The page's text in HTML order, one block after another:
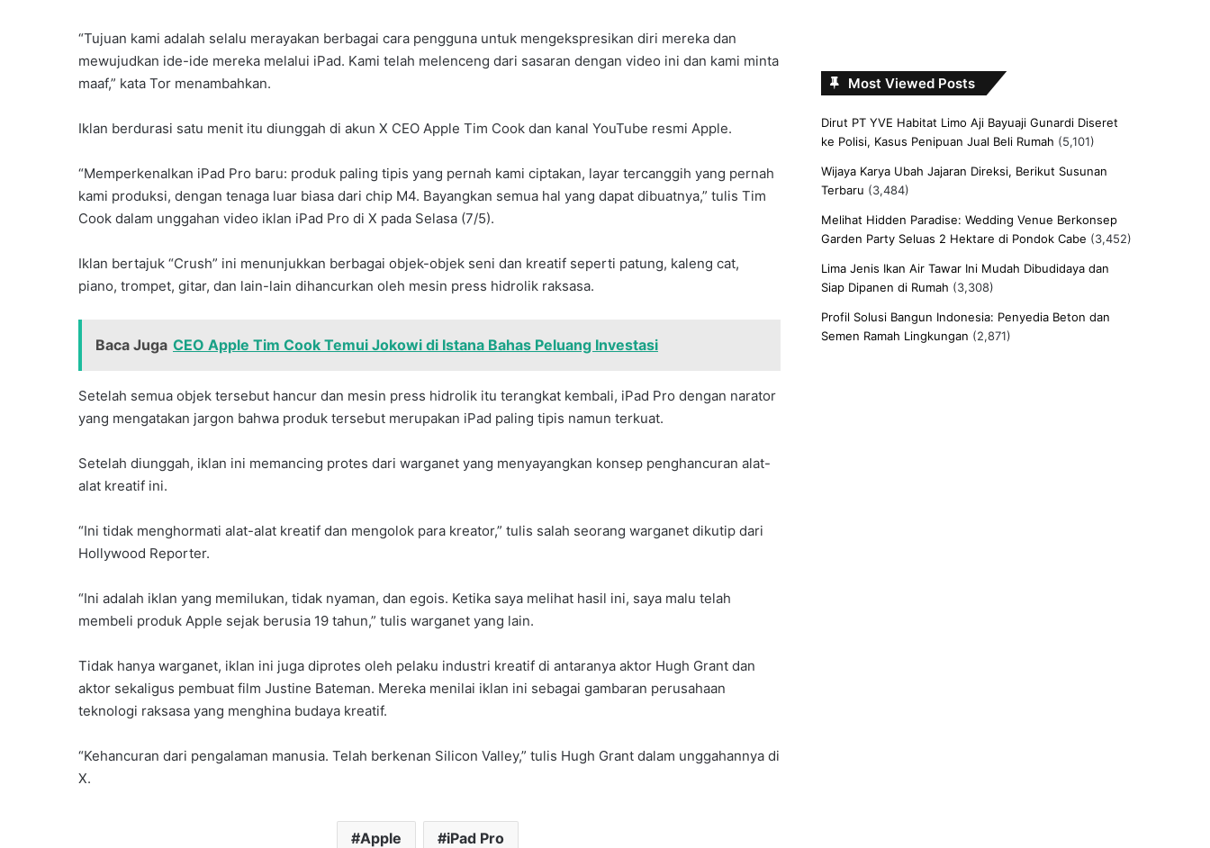
“Tujuan kami adalah selalu merayakan berbagai cara pengguna untuk mengekspresikan diri mereka dan
mewujudkan ide-ide mereka melalui iPad. Kami telah melenceng dari sasaran dengan video ini dan kami minta
maaf,” kata Tor menambahkan.
Iklan berdurasi satu menit itu diunggah di akun X CEO Apple Tim Cook dan kanal YouTube resmi Apple.
“Memperkenalkan iPad Pro baru: produk paling tipis yang pernah kami ciptakan, layar tercanggih yang pernah
kami produksi, dengan tenaga luar biasa dari chip M4. Bayangkan semua hal yang dapat dibuatnya,” tulis Tim
Cook dalam unggahan video iklan iPad Pro di X pada Selasa (7/5).
Iklan bertajuk “Crush” ini menunjukkan berbagai objek-objek seni dan kreatif seperti patung, kaleng cat,
piano, trompet, gitar, dan lain-lain dihancurkan oleh mesin press hidrolik raksasa.
Baca Juga CEO Apple Tim Cook Temui Jokowi di Istana Bahas Peluang Investasi
Setelah semua objek tersebut hancur dan mesin press hidrolik itu terangkat kembali, iPad Pro dengan narator
yang mengatakan jargon bahwa produk tersebut merupakan iPad paling tipis namun terkuat.
Setelah diunggah, iklan ini memancing protes dari warganet yang menyayangkan konsep penghancuran alat-
alat kreatif ini.
“Ini tidak menghormati alat-alat kreatif dan mengolok para kreator,” tulis salah seorang warganet dikutip dari
Hollywood Reporter.
“Ini adalah iklan yang memilukan, tidak nyaman, dan egois. Ketika saya melihat hasil ini, saya malu telah
membeli produk Apple sejak berusia 19 tahun,” tulis warganet yang lain.
Tidak hanya warganet, iklan ini juga diprotes oleh pelaku industri kreatif di antaranya aktor Hugh Grant dan
aktor sekaligus pembuat film Justine Bateman. Mereka menilai iklan ini sebagai gambaran perusahaan
teknologi raksasa yang menghina budaya kreatif.
“Kehancuran dari pengalaman manusia. Telah berkenan Silicon Valley,” tulis Hugh Grant dalam unggahannya di
X.
Apple iPad Pro
Most Viewed Posts
Dirut PT YVE Habitat Limo Aji Bayuaji Gunardi Diseret
ke Polisi, Kasus Penipuan Jual Beli Rumah (5,101)
Wijaya Karya Ubah Jajaran Direksi, Berikut Susunan
Terbaru (3,484)
Melihat Hidden Paradise: Wedding Venue Berkonsep
Garden Party Seluas 2 Hektare di Pondok Cabe (3,452)
Lima Jenis Ikan Air Tawar Ini Mudah Dibudidaya dan
Siap Dipanen di Rumah (3,308)
Profil Solusi Bangun Indonesia: Penyedia Beton dan
Semen Ramah Lingkungan (2,871)